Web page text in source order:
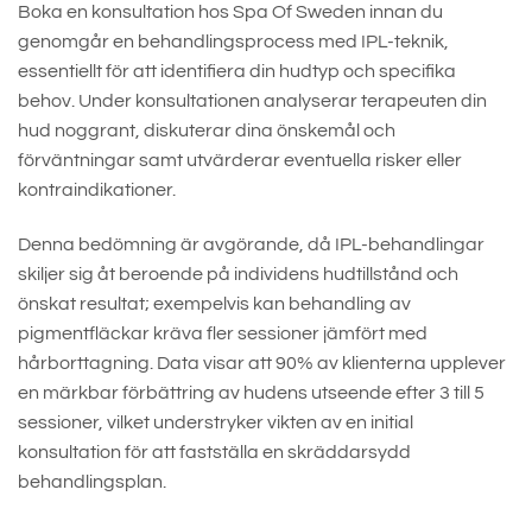
Boka en konsultation hos Spa Of Sweden innan du
genomgår en behandlingsprocess med IPL-teknik,
essentiellt för att identifiera din hudtyp och specifika
behov. Under konsultationen analyserar terapeuten din
hud noggrant, diskuterar dina önskemål och
förväntningar samt utvärderar eventuella risker eller
kontraindikationer.
Denna bedömning är avgörande, då IPL-behandlingar
skiljer sig åt beroende på individens hudtillstånd och
önskat resultat; exempelvis kan behandling av
pigmentfläckar kräva fler sessioner jämfört med
hårborttagning. Data visar att 90% av klienterna upplever
en märkbar förbättring av hudens utseende efter 3 till 5
sessioner, vilket understryker vikten av en initial
konsultation för att fastställa en skräddarsydd
behandlingsplan.